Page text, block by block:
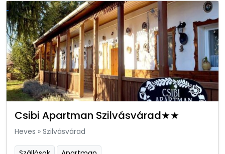
Csibi Apartman Szilvásvárad★★
Heves » Szilvásvárad